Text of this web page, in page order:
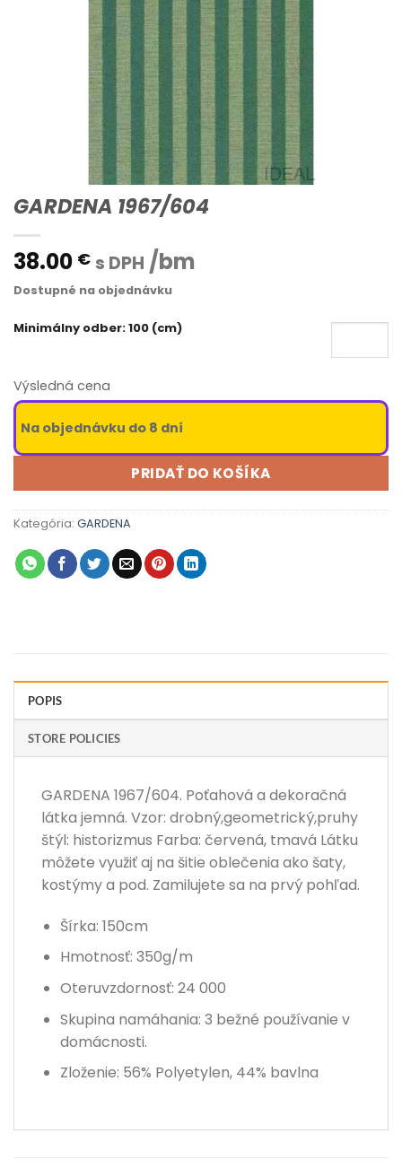
GARDENA 1967/604
38.00 € s DPH /bm
Dostupné na objednávku
Minimálny odber: 100 (cm)
Výsledná cena
Na objednávku do 8 dní
PRIDAŤ DO KOŠÍKA
Kategória: GARDENA
POPIS
STORE POLICIES
GARDENA 1967/604. Poťahová a dekoračná
látka jemná. Vzor: drobný,geometrický,pruhy
štýl: historizmus Farba: červená, tmavá Látku
môžete využiť aj na šitie oblečenia ako šaty,
kostýmy a pod. Zamilujete sa na prvý pohľad.
Šírka: 150cm
Hmotnosť: 350g/m
Oteruvzdornosť: 24 000
Skupina namáhania: 3 bežné používanie v
domácnosti.
Zloženie: 56% Polyetylen, 44% bavlna